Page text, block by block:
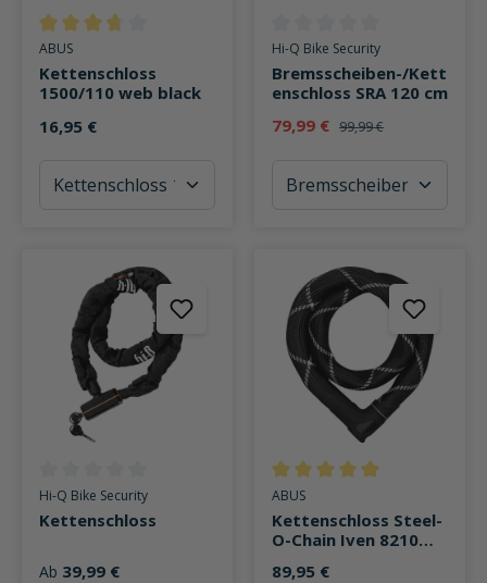
Durchschnittliche Bewertung von 3.6 von 5 Sternen
ABUS
Kettenschloss
1500/110 web black
16,95 €
Durchschnittliche Bewertung
Hi-Q Bike Security
Bremsscheiben-/Kett
enschloss SRA 120 cm
79,99 € 99,99 €
Durchschnittliche Bewertung von 0 von 5 Sternen
Hi-Q Bike Security
Kettenschloss
Ab 39,99 €
Durchschnittliche Bewertung
ABUS
Kettenschloss Steel-
O-Chain Iven 8210
89,95 €